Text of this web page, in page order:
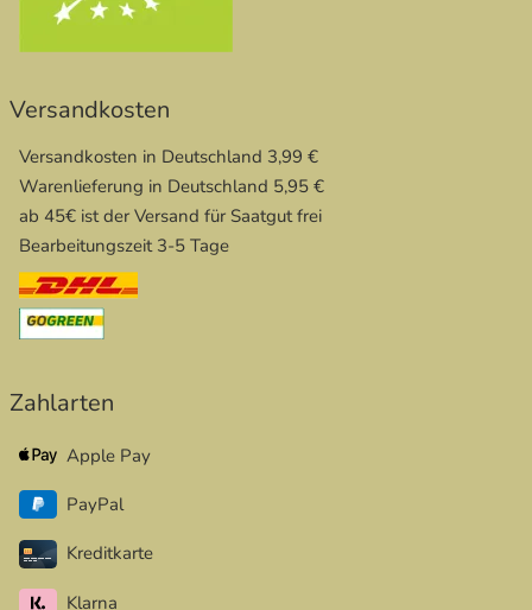
Versandkosten
Versandkosten in Deutschland 3,99 €
Warenlieferung in Deutschland 5,95 €
ab 45€ ist der Versand für Saatgut frei
Bearbeitungszeit 3-5 Tage
Zahlarten
Apple Pay
PayPal
Kreditkarte
Klarna